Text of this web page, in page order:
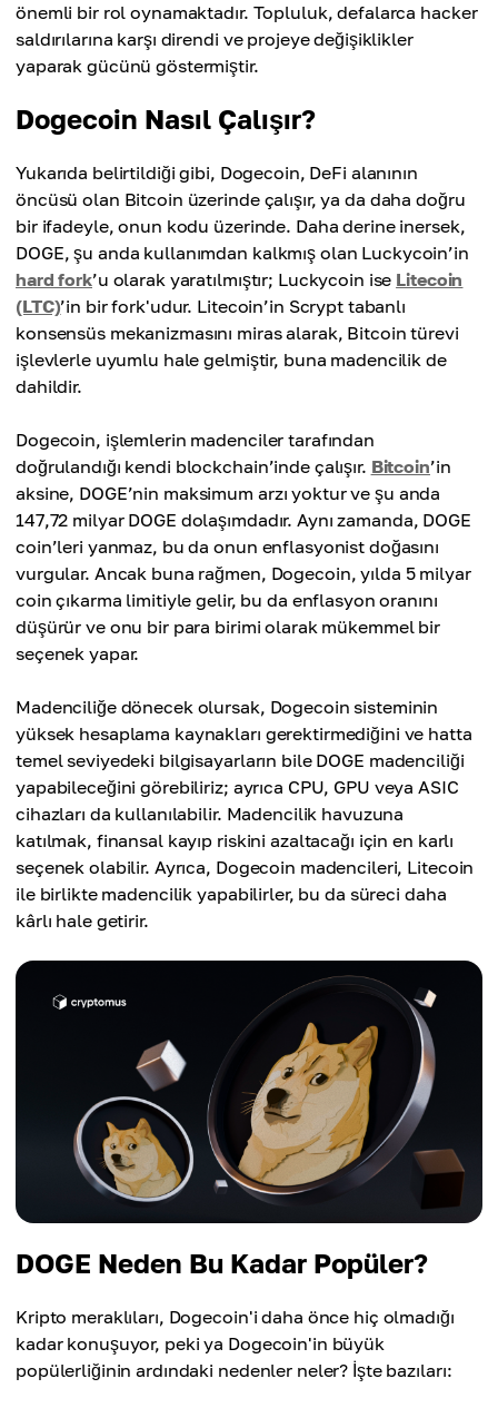
önemli bir rol oynamaktadır. Topluluk, defalarca hacker
saldırılarına karşı direndi ve projeye değişiklikler
yaparak gücünü göstermiştir.
Dogecoin Nasıl Çalışır?
Yukarıda belirtildiği gibi, Dogecoin, DeFi alanının
öncüsü olan Bitcoin üzerinde çalışır, ya da daha doğru
bir ifadeyle, onun kodu üzerinde. Daha derine inersek,
DOGE, şu anda kullanımdan kalkmış olan Luckycoin’in
hard fork’u olarak yaratılmıştır; Luckycoin ise Litecoin
(LTC)’in bir fork'udur. Litecoin’in Scrypt tabanlı
konsensüs mekanizmasını miras alarak, Bitcoin türevi
işlevlerle uyumlu hale gelmiştir, buna madencilik de
dahildir.
Dogecoin, işlemlerin madenciler tarafından
doğrulandığı kendi blockchain’inde çalışır. Bitcoin’in
aksine, DOGE’nin maksimum arzı yoktur ve şu anda
147,72 milyar DOGE dolaşımdadır. Aynı zamanda, DOGE
coin’leri yanmaz, bu da onun enflasyonist doğasını
vurgular. Ancak buna rağmen, Dogecoin, yılda 5 milyar
coin çıkarma limitiyle gelir, bu da enflasyon oranını
düşürür ve onu bir para birimi olarak mükemmel bir
seçenek yapar.
Madenciliğe dönecek olursak, Dogecoin sisteminin
yüksek hesaplama kaynakları gerektirmediğini ve hatta
temel seviyedeki bilgisayarların bile DOGE madenciliği
yapabileceğini görebiliriz; ayrıca CPU, GPU veya ASIC
cihazları da kullanılabilir. Madencilik havuzuna
katılmak, finansal kayıp riskini azaltacağı için en karlı
seçenek olabilir. Ayrıca, Dogecoin madencileri, Litecoin
ile birlikte madencilik yapabilirler, bu da süreci daha
kârlı hale getirir.
DOGE Neden Bu Kadar Popüler?
Kripto meraklıları, Dogecoin'i daha önce hiç olmadığı
kadar konuşuyor, peki ya Dogecoin'in büyük
popülerliğinin ardındaki nedenler neler? İşte bazıları: